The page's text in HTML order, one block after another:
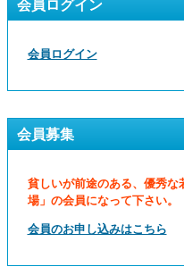
会員ログイン
会員ログイン
会員募集
貧しいが前途のある、優秀な
場」の会員になって下さい。
会員のお申し込みはこちら